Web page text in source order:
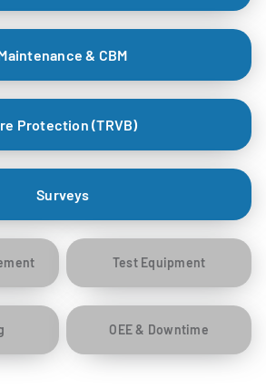
& CBM
Protection (TRVB)
Surveys
Test Equipment
OEE & Downtime